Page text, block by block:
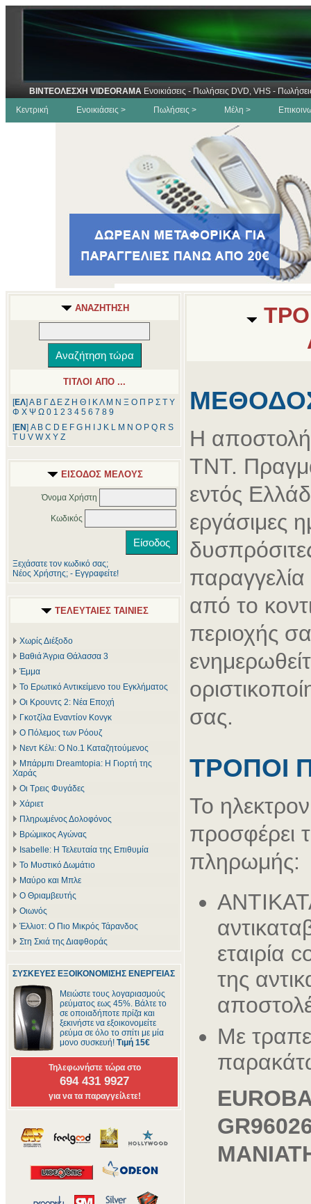
ΒΙΝΤΕΟΛΕΣΧΗ VIDEORAMA Ενοικιάσεις - Πωλήσεις DVD, VHS -
Κεντρική
Ενοικιάσεις > Πωλήσεις > Μέλη >
ΑΝΑΖΗΤΗΣΗ
ΤΙΤΛΟΙ ΑΠΟ ...
[ΕΛ] Α Β ΓΔ Ε Ζ Η Θ ΚΛ Μ Ν Ξ Ο Π Ρ Σ Τ Υ
Φ Χ Ψ Ω 0 1 2 3 4 5 6 7 8 9
[ΕΝ] A B C D E F G H J K L M N O P Q R S
T U V W X Y Z
ΕΙΣΟΔΟΣ ΜΕΛΟΥΣ
Όνομα Χρήστη
Κωδικός
Ξεχάσατε τον κωδικό σας;
Νέος Χρήστης; - Εγγραφείτε!
ΤΕΛΕΥΤΑΙΕΣ ΤΑΙΝΙΕΣ
Χωρίς Διέξοδο
Βαθιά Άγρια Θάλασσα 3
Έμμα
Το Ερωτικό Αντικείμενο του Εγκλήματος
Οι Κρουντς 2: Νέα Εποχή
Γκοτζίλα Εναντίον Κονγκ
Ο Πόλεμος των Ρόουζ
Νεντ Κέλι: Ο Νο.1 Καταζητούμενος
Μπάρμπι Dreamtopia: Η Γιορτή της
Χαράς
Οι Τρεις Φυγάδες
Χάριετ
Πληρωμένος Δολοφόνος
Βρώμικος Αγώνας
Isabelle: Η Τελευταία της Επιθυμία
Το Μυστικό Δωμάτιο
Μαύρο και Μπλε
Ο Θριαμβευτής
Οιωνός
Έλλιοτ: Ο Πιο Μικρός Τάρανδος
Στη Σκιά της Διαφθοράς
ΣΥΣΚΕΥΕΣ ΕΞΟΙΚΟΝΟΜΙΣΗΣ ΕΝΕΡΓΕΙΑΣ
Μειώστε τους λογαριασμούς
ρεύματος εως 45%. Βάλτε το
σε οποιαδήποτε πρίζα και
ξεκινήστε να εξοικονομείτε
ρεύμα σε όλο το σπίτι με μία
μονο συσκευή! Τιμή 15€
Τηλεφωνήστε τώρα στο
694 431 9927
για να τα παραγγείλετε!
Η αποστολή
ΤΝΤ.
εντός
εργάσιμες
από το
περιοχής
σας.
ΤΡΟΠΟΙ
Το
προσφέρει
πληρωμής:
εταιρία
της
Με